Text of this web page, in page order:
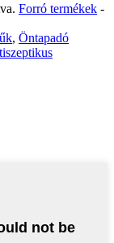
Forró termékek -
, Öntapadó